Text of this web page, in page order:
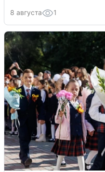
8 августа 1